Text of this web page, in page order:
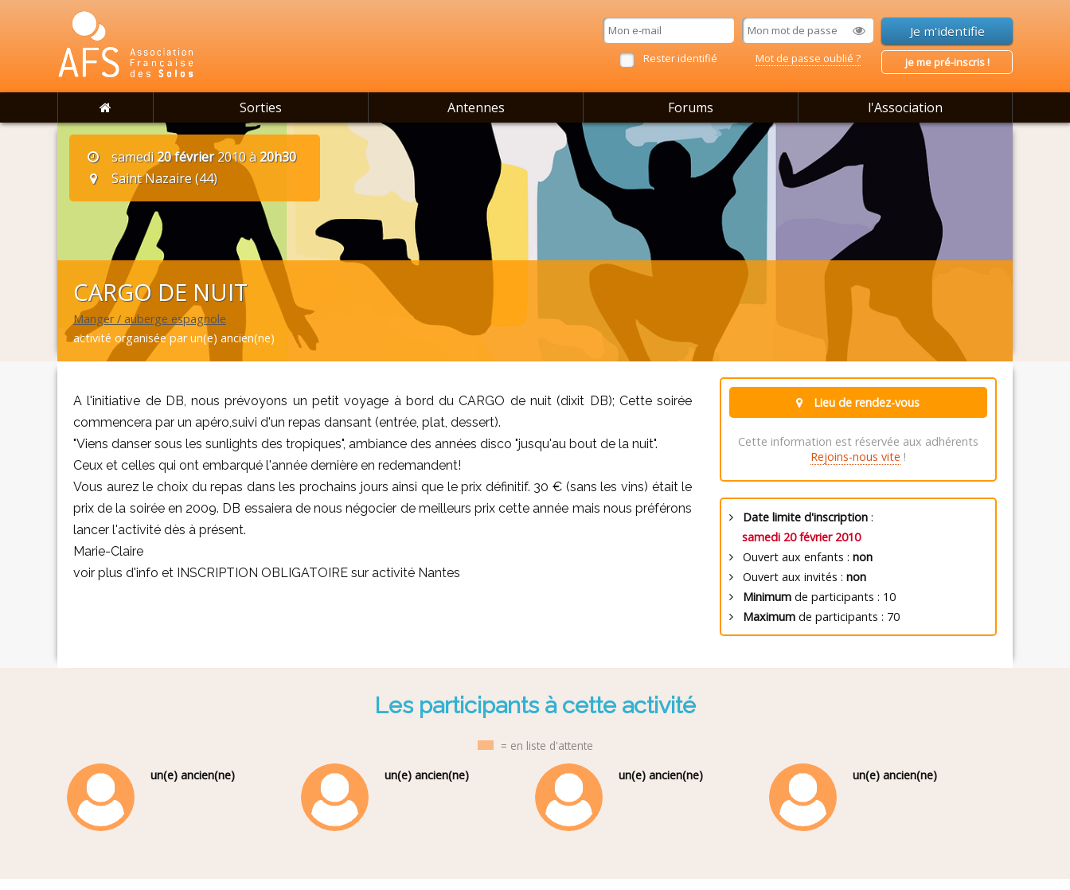
Rester identifié Mot de passe oublié ? je me pré-inscris !
Sorties Antennes Forums l'Association
samedi20 février2010 à20h30
Saint Nazaire (44)
CARGO DE NUIT
Manger / auberge espagnole
activité organisée par un(e) ancien(ne)
A l'initiative de DB, nous prévoyons un petit voyage à bord du CARGO de nuit (dixit DB); Cette soirée
commencera par un apéro,suivi d'un repas dansant (entrée, plat, dessert).
"Viens danser sous les sunlights des tropiques", ambiance des années disco "jusqu'au bout de la nuit".
Ceux et celles qui ont embarqué l'année dernière en redemandent!
Vous aurez le choix du repas dans les prochains jours ainsi que le prix définitif. 30 € (sans les vins) était le
prix de la soirée en 2009. DB essaiera de nous négocier de meilleurs prix cette année mais nous préférons
lancer l'activité dès à présent.
Marie-Claire
voir plus d'info et INSCRIPTION OBLIGATOIRE sur activité Nantes
Lieu de rendez-vous
Cette information est réservée aux adhérents
Rejoins-nous vite !
Date limite d'inscription:
samedi 20 février 2010
Ouvert aux enfants : non
Ouvert aux invités : non
Minimumde participants : 10
Maximumde participants : 70
Les participants à cette activité
= en liste d'attente
un(e) ancien(ne)
un(e) ancien(ne) un(e) ancien(ne) un(e) ancien(ne)